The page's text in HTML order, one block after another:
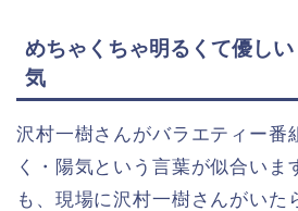
めちゃくちゃ明るくて優し
気
沢村一樹さんがバラエティー番
く・陽気という言葉が似合いま
も、現場に沢村一樹さんがいた